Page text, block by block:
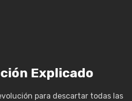
Explicado
para descartar todas las